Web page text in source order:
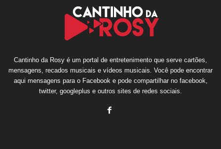
Cantinho da Rosy é um portal de entretenimento que serve cartões,
mensagens, recados musicais e vídeos musicais. Você pode encontrar
aqui mensagens para o Facebook e pode compartilhar no facebook,
twitter, googleplus e outros sites de redes sociais.